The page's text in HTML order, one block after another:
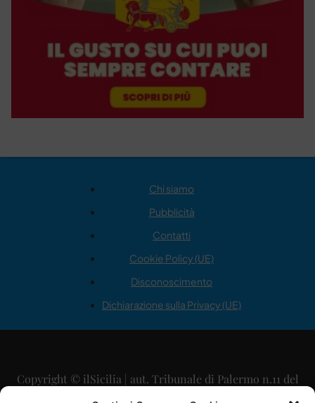
Chi siamo
Pubblicità
Contatti
Cookie Policy (UE)
Disconoscimento
Dichiarazione sulla Privacy (UE)
Copyright © ilSicilia | aut. Tribunale di Palermo n.11 del
29/09/2015